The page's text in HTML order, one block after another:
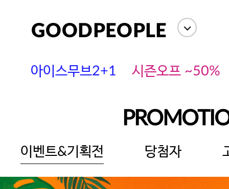
딘 츄츄안나
아이스무브2+1 시즌오프 ~50%
이벤트&기획전 당첨자